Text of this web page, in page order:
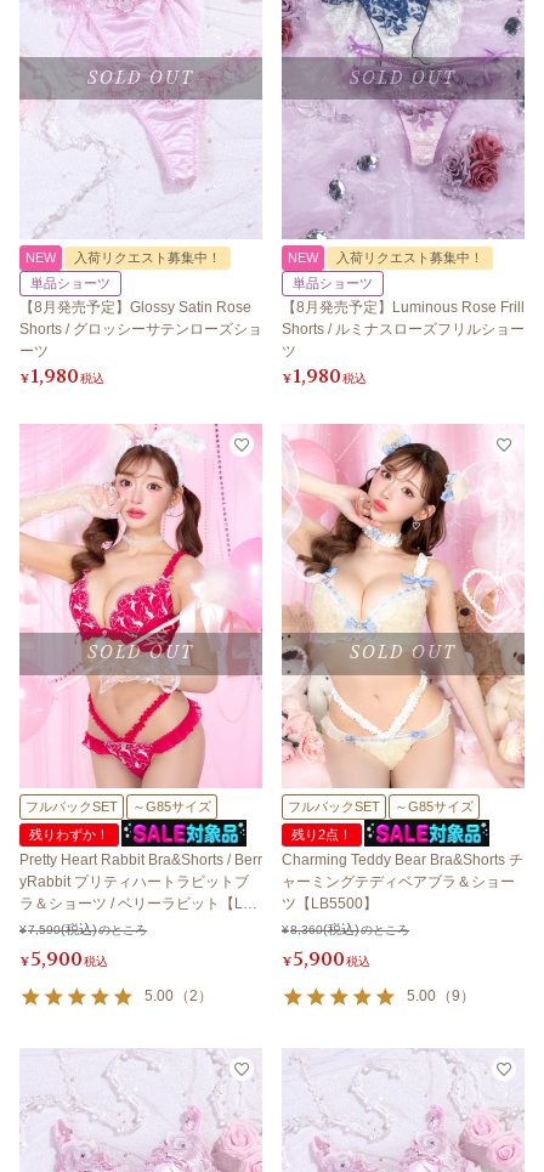
SOLD OUT
NEW
入荷リクエスト募集中！
単品ショーツ
【8月発売予定】Glossy Satin Rose
Shorts / グロッシーサテンローズショ
ーツ
¥1,980税込
SOLD OUT
NEW
入荷リクエスト募集中！
単品ショーツ
【8月発売予定】Luminous Rose Frill
Shorts / ルミナスローズフリルショー
ツ
¥1,980税込
SOLD OUT
フルバックSET
～G85サイズ
残りわずか！
Pretty Heart Rabbit Bra&Shorts / Berr
yRabbit プリティハートラビットブ
ラ＆ショーツ / ベリーラビット【LB5
500】
¥7,590 のところ
¥5,900税込
5.00 （2 ）
SOLD OUT
フルバックSET
～G85サイズ
残り2点！
Charming Teddy Bear Bra&Shorts チ
ャーミングテディベアブラ＆ショー
ツ【LB5500】
¥8,360 のところ
¥5,900税込
5.00 （9 ）